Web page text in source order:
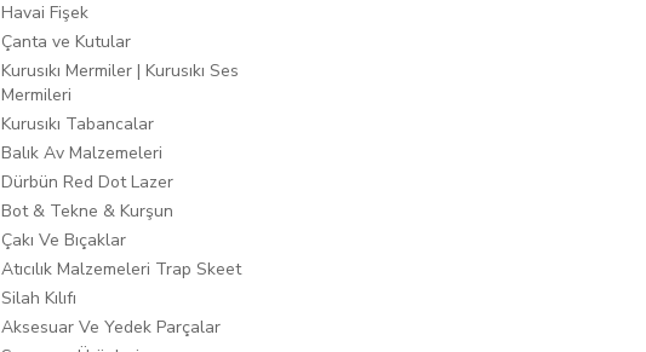
Havai Fişek
Çanta ve Kutular
Kurusıkı Mermiler | Kurusıkı Ses
Mermileri
Kurusıkı Tabancalar
Balık Av Malzemeleri
Dürbün Red Dot Lazer
Bot & Tekne & Kurşun
Çakı Ve Bıçaklar
Atıcılık Malzemeleri Trap Skeet
Silah Kılıfı
Aksesuar Ve Yedek Parçalar